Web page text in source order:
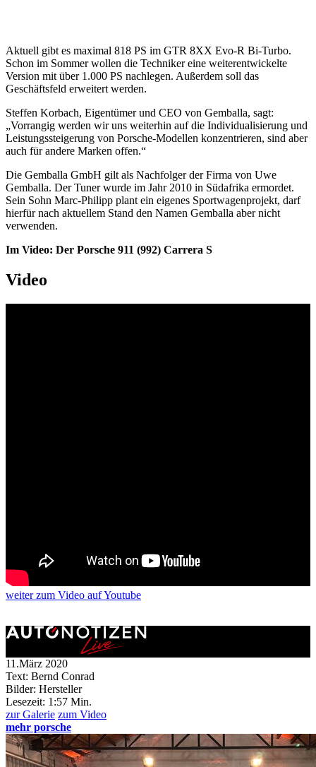
Aktuell gibt es maximal 818 PS im GTR 8XX Evo-R Bi-Turbo.
Schon im Sommer wollen die Techniker eine weiterentwickelte
Version mit über 1.000 PS nachlegen. Außerdem soll das
Geschäftsfeld erweitert werden.
Steffen Korbach, Eigentümer und CEO von Gemballa, sagt:
„Vorrangig werden wir uns weiterhin auf die Individualisierung und
Leistungssteigerung von Porsche-Modellen konzentrieren, sind aber
auch für andere Marken offen.“
Die Gemballa GmbH gilt als Nachfolger der Firma von Uwe
Gemballa. Der Tuner wurde im Jahr 2010 in Südafrika ermordet.
Sein Sohn Marc-Philipp plant ein eigenes Sportwagenprojekt, darf
hierfür nach aktuellem Stand den Namen Gemballa aber nicht
verwenden.
Im Video: Der Porsche 911 (992) Carrera S
Video
weiterzum Video auf Youtube
11.März 2020
Text: Bernd Conrad
Bilder: Hersteller
Lesezeit: 1:57 Min.
zur Galerie zum Video
mehr porsche